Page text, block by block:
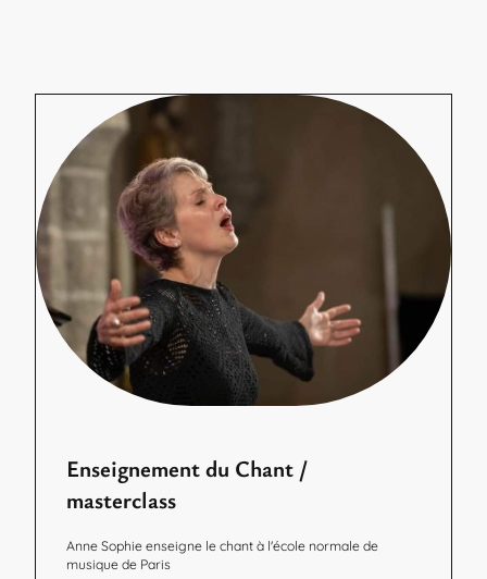
Enseignement du Chant /
masterclass
Anne Sophie enseigne le chant à l'école normale de
musique de Paris